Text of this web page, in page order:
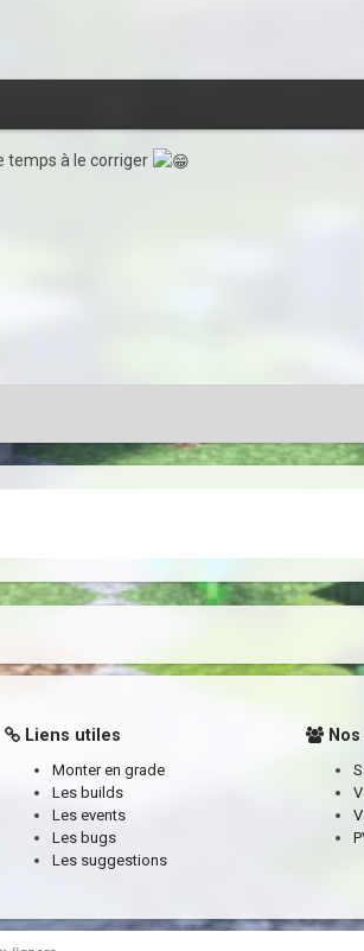
temps à le corriger
Liens utiles
Monter en grade
Les builds
Les events
Les bugs
Les suggestions